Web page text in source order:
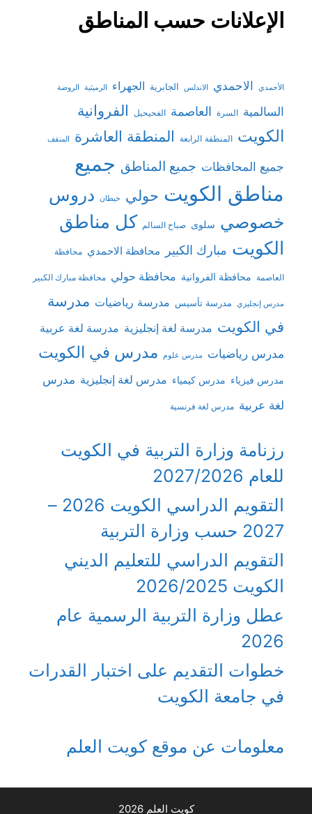
الإعلانات حسب المناطق
الأحمدي الاحمدي الاندلس الجابرية الجهراء الرميثية الروضة
السالمية السرة العاصمة الفحيحيل الفروانية
الكويت المنطقة الرابعة المنطقة العاشرة المنقف
جميع المحافظات جميع المناطق جميع
مناطق الكويت حولي خيطان دروس
خصوصي سلوى صباح السالم كل مناطق
الكويت مبارك الكبير محافظة الاحمدي محافظة
العاصمة محافظة الفروانية محافظة حولي محافظة مبارك الكبير
مدرس إنجليزي مدرسة تأسيس مدرسة رياضيات مدرسة
في الكويت مدرسة لغة إنجليزية مدرسة لغة عربية
مدرس رياضيات مدرس علوم مدرس في الكويت
مدرس فيزياء مدرس كيمياء مدرس لغة إنجليزية مدرس
لغة عربية مدرس لغة فرنسية
رزنامة وزارة التربية في الكويت
للعام 2027/2026
التقويم الدراسي الكويت 2026 –
2027 حسب وزارة التربية
التقويم الدراسي للتعليم الديني
الكويت 2026/2025
عطل وزارة التربية الرسمية عام
2026
خطوات التقديم على اختبار القدرات
في جامعة الكويت
معلومات عن موقع كويت العلم
كويت العلم 2026